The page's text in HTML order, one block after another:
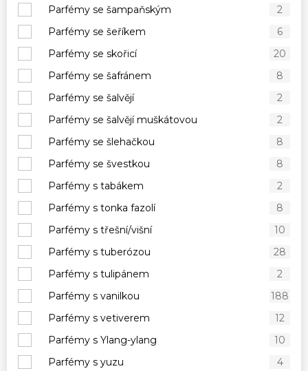
Parfémy se šampaňským
2
Parfémy se šeříkem
6
Parfémy se skořicí
20
Parfémy se šafránem
8
Parfémy se šalvějí
2
Parfémy se šalvějí muškátovou
2
Parfémy se šlehačkou
8
Parfémy se švestkou
8
Parfémy s tabákem
2
Parfémy s tonka fazolí
8
Parfémy s třešní/višní
10
Parfémy s tuberózou
28
Parfémy s tulipánem
2
Parfémy s vanilkou
188
Parfémy s vetiverem
12
Parfémy s Ylang-ylang
10
Parfémy s yuzu
4